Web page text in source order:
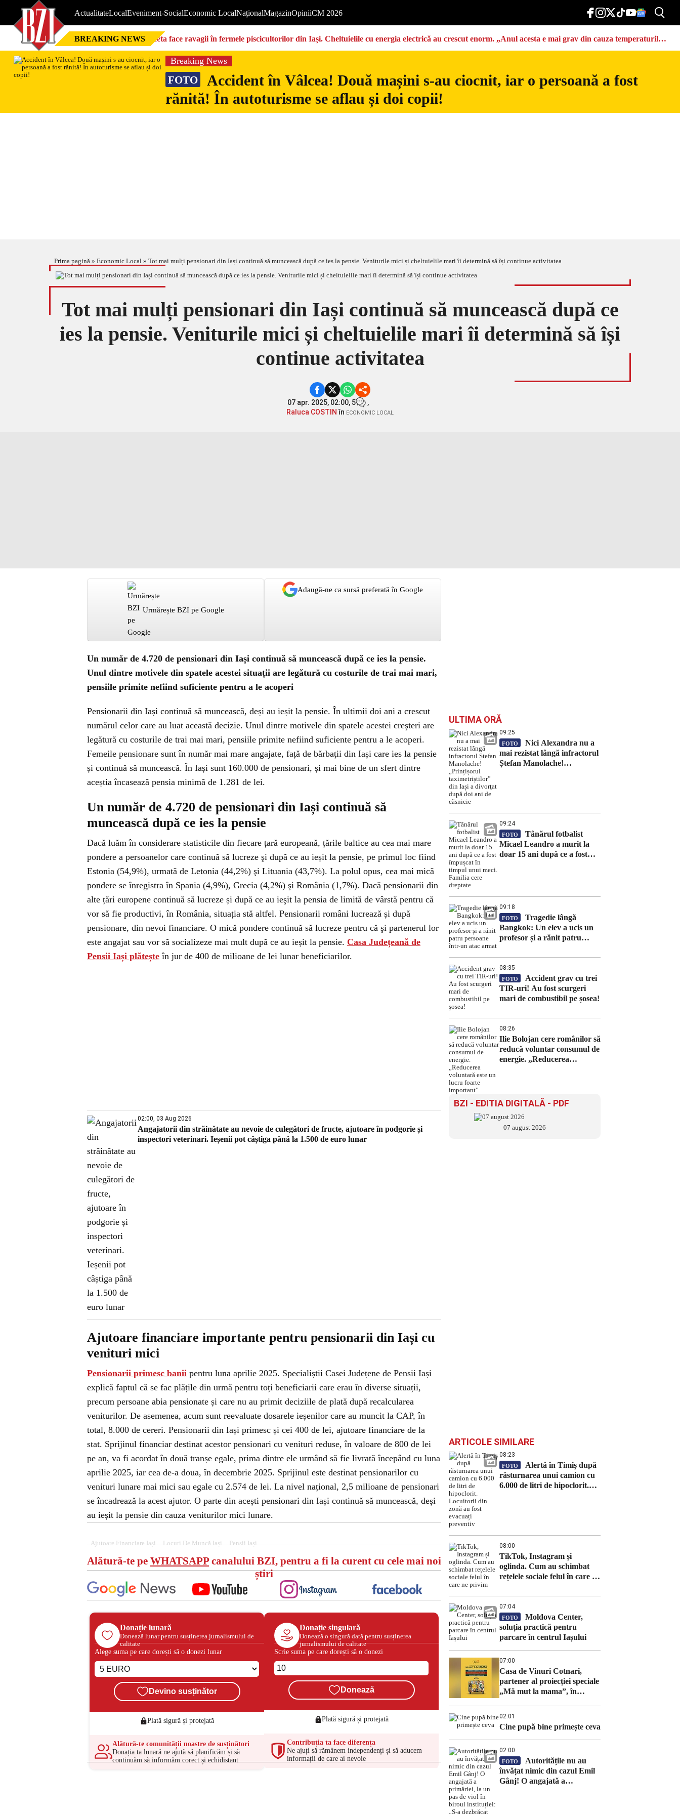
ActualitateLocalEveniment-SocialEconomic LocalNaționalMagazinOpiniiCM 2026
BREAKING NEWS Seceta face ravagii în fermele piscicultorilor din Iași. Cheltuielile cu energia electrică au crescut enorm. „Anul acesta e mai grav din cauza temperaturilor
foarte mari”
Breaking News
FOTO
Accident în Vâlcea! Două mașini s-au ciocnit, iar o persoană a fost
rănită! În autoturisme se aflau și doi copii!
Prima pagină » Economic Local » Tot mai mulți pensionari din Iași continuă să muncească după ce ies la pensie. Veniturile mici și cheltuielile mari îi determină să își continue activitatea
Tot mai mulți pensionari din Iași continuă să muncească după ce
ies la pensie. Veniturile mici și cheltuielile mari îi determină să își
continue activitatea
07 apr. 2025, 02:00, 5
,
Raluca COSTIN în ECONOMIC LOCAL
Urmărește BZI pe Google
Adaugă-ne ca sursă preferată în Google
Un număr de 4.720 de pensionari din Iași continuă să muncească după ce ies la pensie.
Unul dintre motivele din spatele acestei situații are legătură cu costurile de trai mai mari,
pensiile primite nefiind suficiente pentru a le acoperi
Pensionarii din Iași continuă să muncească, deși au ieșit la pensie. În ultimii doi ani a crescut
numărul celor care au luat această decizie. Unul dintre motivele din spatele acestei creşteri are
legătură cu costurile de trai mai mari, pensiile primite nefiind suficiente pentru a le acoperi.
Femeile pensionare sunt în număr mai mare angajate, față de bărbații din Iași care ies la pensie
și continuă să muncească. În Iași sunt 160.000 de pensionari, și mai bine de un sfert dintre
aceștia încasează pensia minimă de 1.281 de lei.
Un număr de 4.720 de pensionari din Iași continuă să
muncească după ce ies la pensie
Dacă luăm în considerare statisticile din fiecare țară europeană, țările baltice au cea mai mare
pondere a persoanelor care continuă să lucreze şi după ce au ieșit la pensie, pe primul loc fiind
Estonia (54,9%), urmată de Letonia (44,2%) şi Lituania (43,7%). La polul opus, cea mai mică
pondere se înregistra în Spania (4,9%), Grecia (4,2%) şi România (1,7%). Dacă pensionarii din
alte țări europene continuă să lucreze și după ce au ieşit la pensia de limită de vârstă pentru că
vor să fie productivi, în România, situația stă altfel. Pensionarii români lucrează și după
pensionare, din nevoi financiare. O mică pondere continuă să lucreze pentru că şi partenerul lor
este angajat sau vor să socializeze mai mult după ce au ieșit la pensie. Casa Județeană de
Pensii Iași plătește în jur de 400 de milioane de lei lunar beneficiarilor.
02:00, 03 Aug 2026
Angajatorii din străinătate au nevoie de culegători de fructe, ajutoare în podgorie și
inspectori veterinari. Ieșenii pot câștiga până la 1.500 de euro lunar
Ajutoare financiare importante pentru pensionarii din Iași cu
venituri mici
Pensionarii primesc banii pentru luna aprilie 2025. Specialiștii Casei Județene de Pensii Iași
explică faptul că se fac plățile din urmă pentru toți beneficiarii care erau în diverse situații,
precum persoane abia pensionate și care nu au primit deciziile de plată după recalcularea
veniturilor. De asemenea, acum sunt reevaluate dosarele ieșenilor care au muncit la CAP, în
total, 8.000 de cereri. Pensionarii din Iași primesc și cei 400 de lei, ajutoare financiare de la
stat. Sprijinul financiar destinat acestor pensionari cu venituri reduse, în valoare de 800 de lei
pe an, va fi acordat în două tranșe egale, prima dintre ele urmând să fie livrată începând cu luna
aprilie 2025, iar cea de-a doua, în decembrie 2025. Sprijinul este destinat pensionarilor cu
venituri lunare mai mici sau egale cu 2.574 de lei. La nivel național, 2,5 milioane de pensionari
se încadrează la acest ajutor. O parte din acești pensionari din Iași continuă să muncească, deși
au ieșit la pensie din cauza veniturilor mici lunare.
Ajutoare Financiare Iași Locuri De Muncă Iași Pensii Iași
Alătură-te pe WHATSAPPcanalului BZI, pentru a fi la curent cu cele mai noi
știri
Donație lunară
Donează lunar pentru susținerea jurnalismului de
calitate
Alege suma pe care dorești să o donezi lunar
Devino susținător
Plată sigură și protejată
Alătură-te comunității noastre de susținători
Donația ta lunară ne ajută să planificăm și să
continuăm să informăm corect și echidistant
Donație singulară
Donează o singură dată pentru susținerea
jurnalismului de calitate
Scrie suma pe care dorești să o donezi
Donează
Plată sigură și protejată
Contribuția ta face diferența
Ne ajuți să rămânem independenți și să aducem
informații de care ai nevoie
ULTIMA ORĂ
09:25
FOTO
Nici Alexandra nu a
mai rezistat lângă infractorul
Ștefan Manolache!
09:24
FOTO
Tânărul fotbalist
Micael Leandro a murit la
doar 15 ani după ce a fost
09:18
FOTO
Tragedie lângă
Bangkok: Un elev a ucis un
profesor și a rănit patru
08:35
FOTO
Accident grav cu trei
TIR-uri! Au fost scurgeri
mari de combustibil pe șosea!
08:26
Ilie Bolojan cere românilor să
reducă voluntar consumul de
energie. „Reducerea
BZI - EDITIA DIGITALĂ - PDF
07 august 2026
ARTICOLE SIMILARE
08:23
FOTO
Alertă în Timiș după
răsturnarea unui camion cu
6.000 de litri de hipoclorit.
08:00
TikTok, Instagram și
oglinda. Cum au schimbat
rețelele sociale felul în care ne
07:04
FOTO
Moldova Center,
soluția practică pentru
parcare în centrul Iașului
07:00
Casa de Vinuri Cotnari,
partener al proiecției speciale
„Mă mut la mama”, în
02:01
Cine pupă bine primește ceva
02:00
FOTO
Autoritățile nu au
învățat nimic din cazul Emil
Gânj! O angajată a